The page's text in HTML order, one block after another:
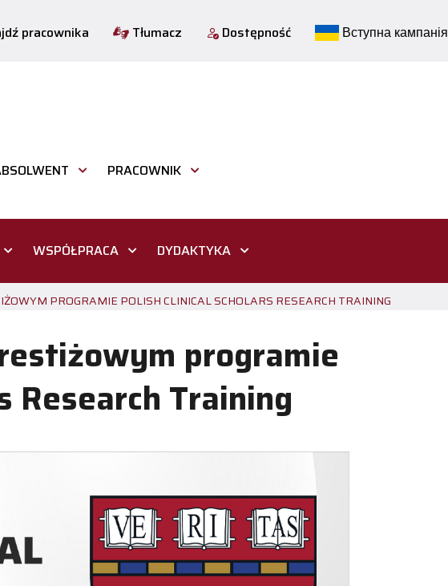
pracownika Tłumacz Dostępność Вступна кампанія
PRACOWNIK
WSPÓŁPRACA DYDAKTYKA
PROGRAMIE POLISH CLINICAL SCHOLARS RESEARCH TRAINING
programie
Research Training